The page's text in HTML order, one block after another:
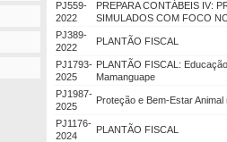
PJ559-
2022
PREPARA CONTÁBEIS IV:
SIMULADOS COM FOCO
PJ389-
2022
PLANTÃO FISCAL
PJ1793-
2025
PLANTÃO FISCAL:
Mamanguape
PJ1987-
2025
Proteção e Bem-Estar
PJ1176-
2024
PLANTÃO FISCAL